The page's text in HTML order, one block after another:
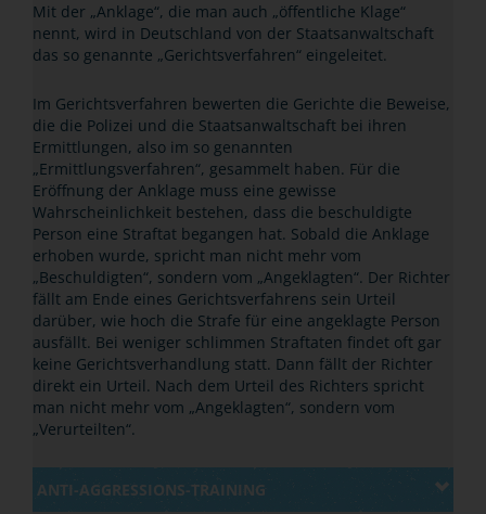
Mit der „Anklage“, die man auch „öffentliche Klage“
nennt, wird in Deutschland von der Staatsanwaltschaft
das so genannte „Gerichtsverfahren“ eingeleitet.
Im Gerichtsverfahren bewerten die Gerichte die Beweise,
die die Polizei und die Staatsanwaltschaft bei ihren
Ermittlungen, also im so genannten
„Ermittlungsverfahren“, gesammelt haben. Für die
Eröffnung der Anklage muss eine gewisse
Wahrscheinlichkeit bestehen, dass die beschuldigte
Person eine Straftat begangen hat. Sobald die Anklage
erhoben wurde, spricht man nicht mehr vom
„Beschuldigten“, sondern vom „Angeklagten“. Der Richter
fällt am Ende eines Gerichtsverfahrens sein Urteil
darüber, wie hoch die Strafe für eine angeklagte Person
ausfällt. Bei weniger schlimmen Straftaten findet oft gar
keine Gerichtsverhandlung statt. Dann fällt der Richter
direkt ein Urteil. Nach dem Urteil des Richters spricht
man nicht mehr vom „Angeklagten“, sondern vom
„Verurteilten“.
ANTI-AGGRESSIONS-TRAINING